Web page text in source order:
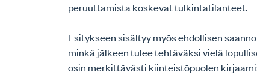
peruuttamista koskevat tulkintatilanteet.
Esitykseen sisältyy myös ehdollisen
minkä jälkeen tulee tehtäväksi vielä
osin merkittävästi kiinteistöpuolen